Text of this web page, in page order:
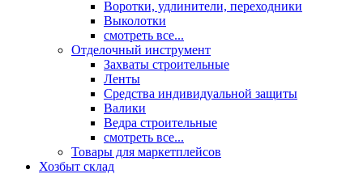
Воротки, удлинители, переходники
Выколотки
смотреть все...
Отделочный инструмент
Захваты строительные
Ленты
Средства индивидуальной защиты
Валики
Ведра строительные
смотреть все...
Товары для маркетплейсов
Хозбыт склад